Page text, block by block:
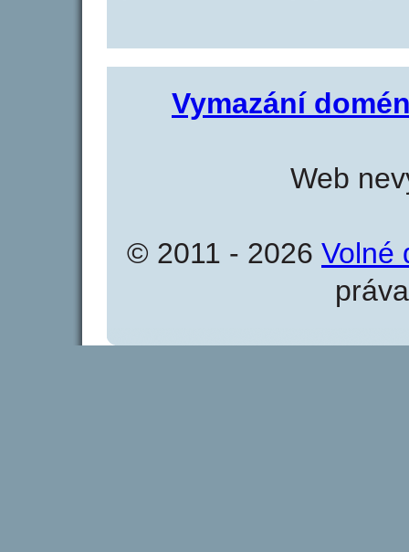
Vymazání
Web
© 2011 - 2026 Volné